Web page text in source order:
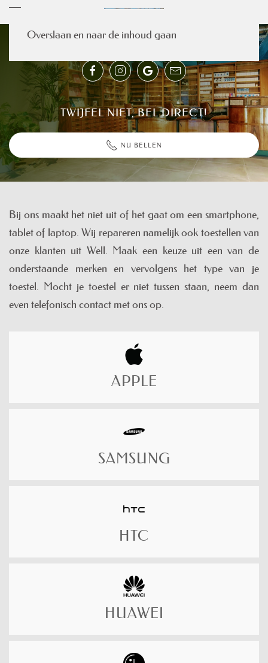
Overslaan en naar de inhoud gaan
TWIJFEL NIET, BEL DIRECT!
NU BELLEN
Bij ons maakt het niet uit of het gaat om een smartphone,
tablet of laptop. Wij repareren namelijk ook toestellen van
onze klanten uit Well. Maak een keuze uit een van de
onderstaande merken en vervolgens het type van je
toestel. Mocht je toestel er niet tussen staan, neem dan
even telefonisch contact met ons op.
APPLE
SAMSUNG
HTC
HUAWEI